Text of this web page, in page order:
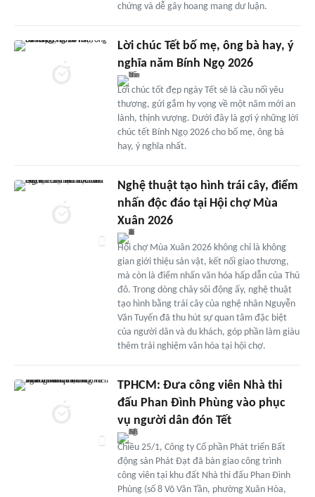
chứng và dễ gây hoang mang dư luận.
Lời chúc Tết bố mẹ, ông bà hay, ý
nghĩa năm Bính Ngọ 2026
Lời chúc tốt đẹp ngày Tết sẽ là cầu nối yêu
thương, gửi gắm hy vọng về một năm mới an
lành, thịnh vượng. Dưới đây là gợi ý những lời
chúc tết Bính Ngọ 2026 cho bố mẹ, ông bà
hay, ý nghĩa nhất.
Nghệ thuật tạo hình trái cây, điểm
nhấn độc đáo tại Hội chợ Mùa
Xuân 2026
Hội chợ Mùa Xuân 2026 không chỉ là không
gian giới thiệu sản vật, kết nối giao thương,
mà còn là điểm nhấn văn hóa hấp dẫn của Thủ
đô. Trong dòng chảy sôi động ấy, nghệ thuật
tạo hình bằng trái cây của nghệ nhân Nguyễn
Văn Tuyến đã thu hút sự quan tâm đặc biệt
của người dân và du khách, góp phần làm giàu
thêm trải nghiệm văn hóa tại hội chợ.
TPHCM: Đưa công viên Nhà thi
đấu Phan Đình Phùng vào phục
vụ người dân đón Tết
Chiều 25/1, Công ty Cổ phần Phát triển Bất
động sản Phát Đạt đã bàn giao công trình
công viên tại khu đất Nhà thi đấu Phan Đình
Phùng (số 8 Võ Văn Tần, phường Xuân Hòa,